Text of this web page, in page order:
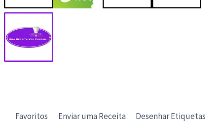
Favoritos Enviar uma Receita
Desenhar Etiquetas